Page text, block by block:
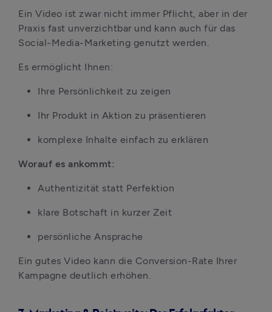
Ein Video ist zwar nicht immer Pflicht, aber in der
Praxis fast unverzichtbar und kann auch für das
Social-Media-Marketing genutzt werden.
Es ermöglicht Ihnen:
Ihre Persönlichkeit zu zeigen
Ihr Produkt in Aktion zu präsentieren
komplexe Inhalte einfach zu erklären
Worauf es ankommt:
Authentizität statt Perfektion
klare Botschaft in kurzer Zeit
persönliche Ansprache
Ein gutes Video kann die Conversion-Rate Ihrer
Kampagne deutlich erhöhen.